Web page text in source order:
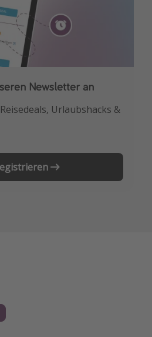
Newsletter an
Urlaubshacks &
App
als